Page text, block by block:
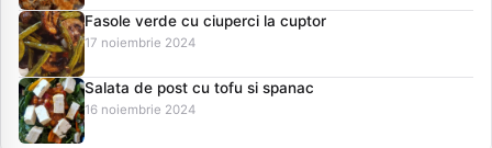
Fasole verde cu ciuperci la cuptor
17 noiembrie 2024
Salata de post cu tofu si spanac
16 noiembrie 2024